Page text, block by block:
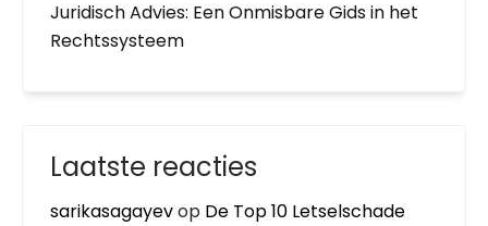
Juridisch Advies: Een Onmisbare Gids in het
Rechtssysteem
Laatste reacties
sarikasagayevop De Top 10 Letselschade